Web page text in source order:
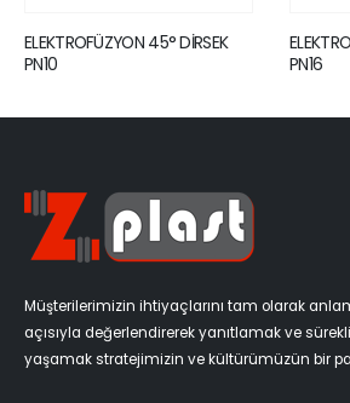
45° DİRSEK
ELEKTROFÜZYON
Müşterilerimizin ihtiyaçlarını tam olarak
açısıyla değerlendirerek yanıtlamak ve
yaşamak stratejimizin ve kültürümüzün bir